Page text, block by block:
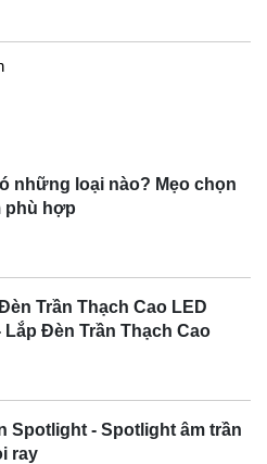
những loại nào? Mẹo chọn
phù hợp
Trần Thạch Cao LED
Lắp Đèn Trần Thạch Cao
Spotlight - Spotlight âm trần
ray